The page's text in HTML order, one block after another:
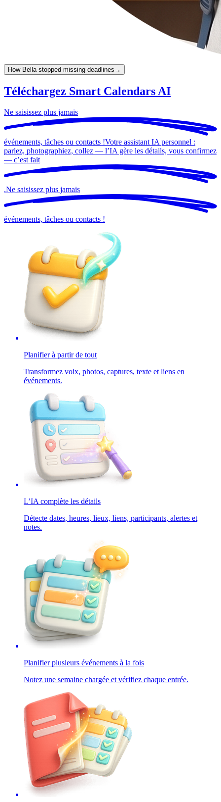
How Bella stopped missing deadlines →
Téléchargez Smart Calendars AI
Ne saisissez plus jamais
événements, tâches ou contacts !Votre assistant IA personnel :
parlez, photographiez, collez — l’IA gère les détails, vous confirmez
— c’est fait
.Ne saisissez plus jamais
événements, tâches ou contacts !
Planifier à partir de tout
Transformez voix, photos, captures, texte et liens en
événements.
L’IA complète les détails
Détecte dates, heures, lieux, liens, participants, alertes et
notes.
Planifier plusieurs événements à la fois
Notez une semaine chargée et vérifiez chaque entrée.